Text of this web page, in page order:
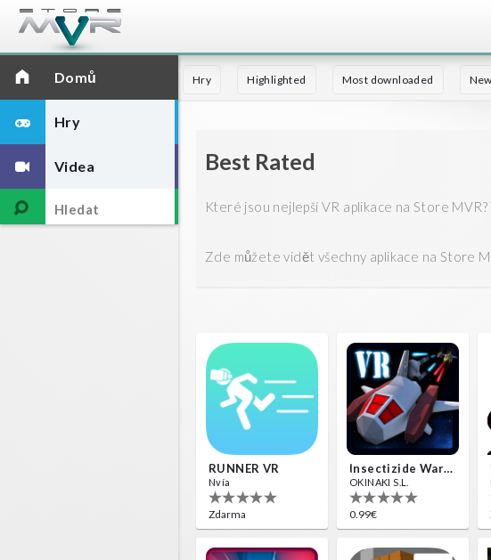
Domů
Hry
Videa
Hry Highlighted Most downloaded New
Best Rated
Které jsou nejlepší VR aplikace na Store
Zde můžete vidět všechny aplikace na Store
RUNNER VR
Nvía
Zdarma
Insectizide Wars VR
OKINAKI S.L.
0.99€